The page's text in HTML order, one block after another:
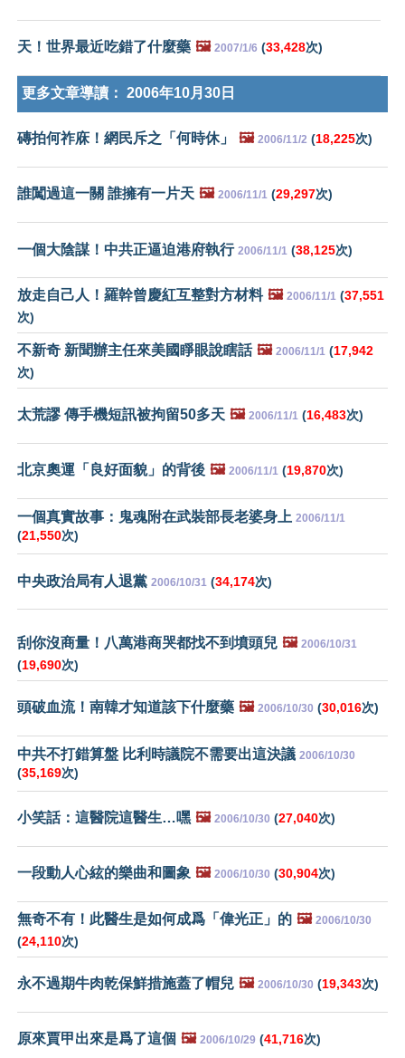
天！世界最近吃錯了什麼藥 🖼️ 2007/1/6 (33,428次)
更多文章導讀： 2006年10月30日
磚拍何祚庥！網民斥之「何時休」 🖼️ 2006/11/2 (18,225次)
誰闖過這一關 誰擁有一片天 🖼️ 2006/11/1 (29,297次)
一個大陰謀！中共正逼迫港府執行 2006/11/1 (38,125次)
放走自己人！羅幹曾慶紅互整對方材料 🖼️ 2006/11/1 (37,551
次)
不新奇 新聞辦主任來美國睜眼說瞎話 🖼️ 2006/11/1 (17,942
次)
太荒謬 傳手機短訊被拘留50多天 🖼️ 2006/11/1 (16,483次)
北京奧運「良好面貌」的背後 🖼️ 2006/11/1 (19,870次)
一個真實故事：鬼魂附在武裝部長老婆身上 2006/11/1
(21,550次)
中央政治局有人退黨 2006/10/31 (34,174次)
刮你沒商量！八萬港商哭都找不到墳頭兒 🖼️ 2006/10/31
(19,690次)
頭破血流！南韓才知道該下什麼藥 🖼️ 2006/10/30 (30,016次)
中共不打錯算盤 比利時議院不需要出這決議 2006/10/30
(35,169次)
小笑話：這醫院這醫生…嘿 🖼️ 2006/10/30 (27,040次)
一段動人心絃的樂曲和圖象 🖼️ 2006/10/30 (30,904次)
無奇不有！此醫生是如何成爲「偉光正」的 🖼️ 2006/10/30
(24,110次)
永不過期牛肉乾保鮮措施蓋了帽兒 🖼️ 2006/10/30 (19,343次)
原來賈甲出來是爲了這個 🖼️ 2006/10/29 (41,716次)